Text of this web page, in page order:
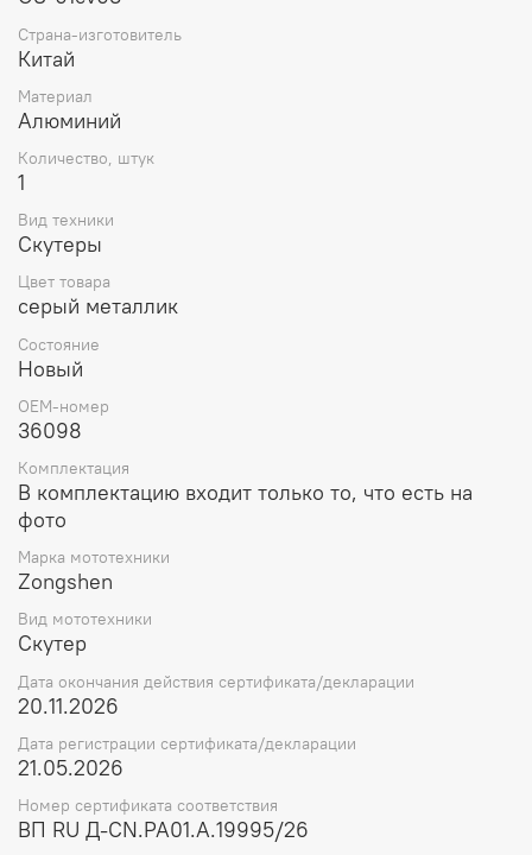
Страна-изготовитель
Китай
Материал
Алюминий
Количество, штук
1
Вид техники
Скутеры
Цвет товара
серый металлик
Состояние
Новый
OEM-номер
36098
Комплектация
В комплектацию входит только то, что есть на
фото
Марка мототехники
Zongshen
Вид мототехники
Скутер
Дата окончания действия сертификата/декларации
20.11.2026
Дата регистрации сертификата/декларации
21.05.2026
Номер сертификата соответствия
ВП RU Д-CN.РА01.А.19995/26